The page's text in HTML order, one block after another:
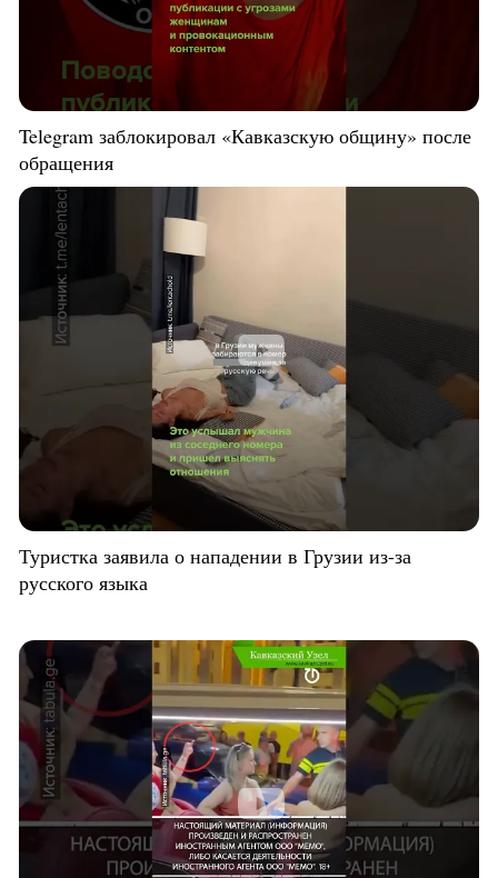
Telegram заблокировал «Кавказскую общину» после
обращения
Туристка заявила о нападении в Грузии из-за
русского языка